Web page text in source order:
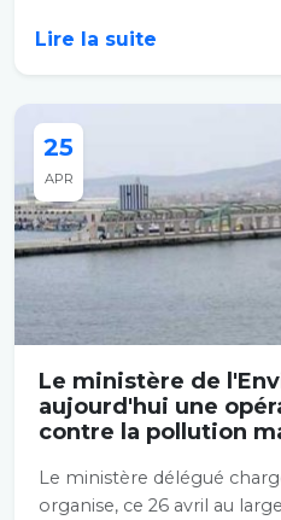
Lire la suite
25
APR
Le ministère de
aujourd'hui une
contre la pollution
Le ministère délégué
organise, ce 26 avril au